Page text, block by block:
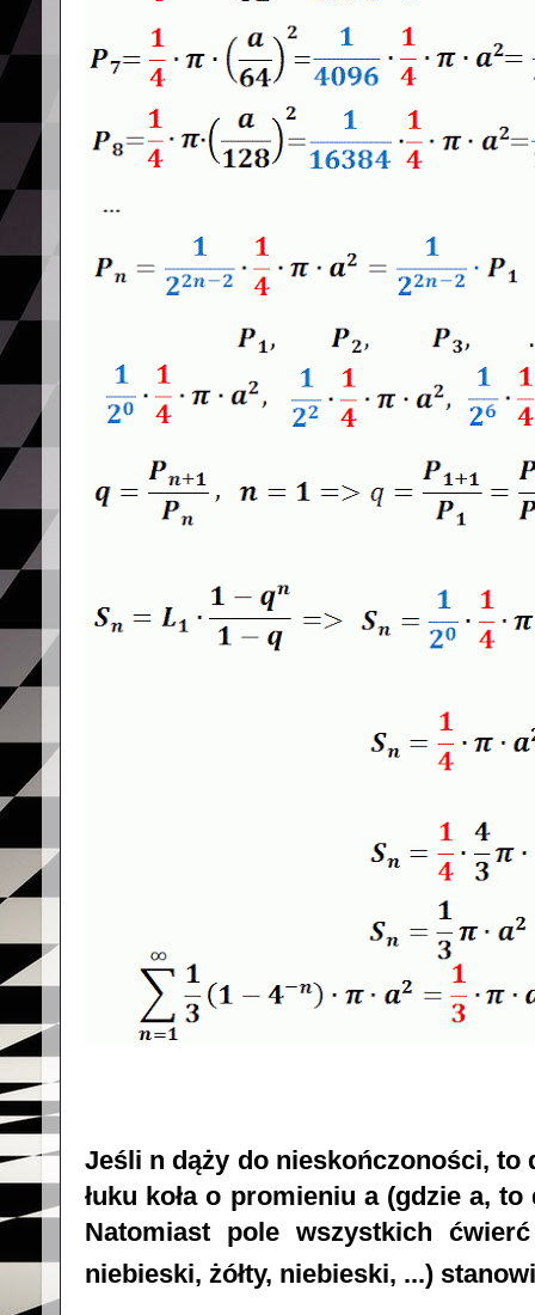
Jeśli n dąży do nieskończoności,
łuku koła o promieniu a (gdzie a,
Natomiast pole wszystkich
niebieski, żółty, niebieski, ...) stanowi